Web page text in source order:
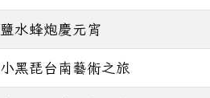
鹽水蜂炮慶元宵
小黑琵台南藝術之旅